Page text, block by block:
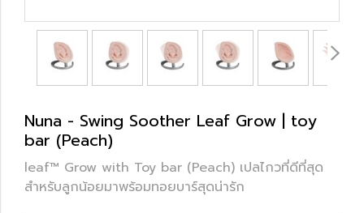
Nuna - Swing Soother Leaf Grow | toy
bar (Peach)
leaf™ Grow with Toy bar (Peach) เปลไกวที่ดีที่สุด
สำหรับลูกน้อยมาพร้อมทอยบาร์สุดน่ารัก